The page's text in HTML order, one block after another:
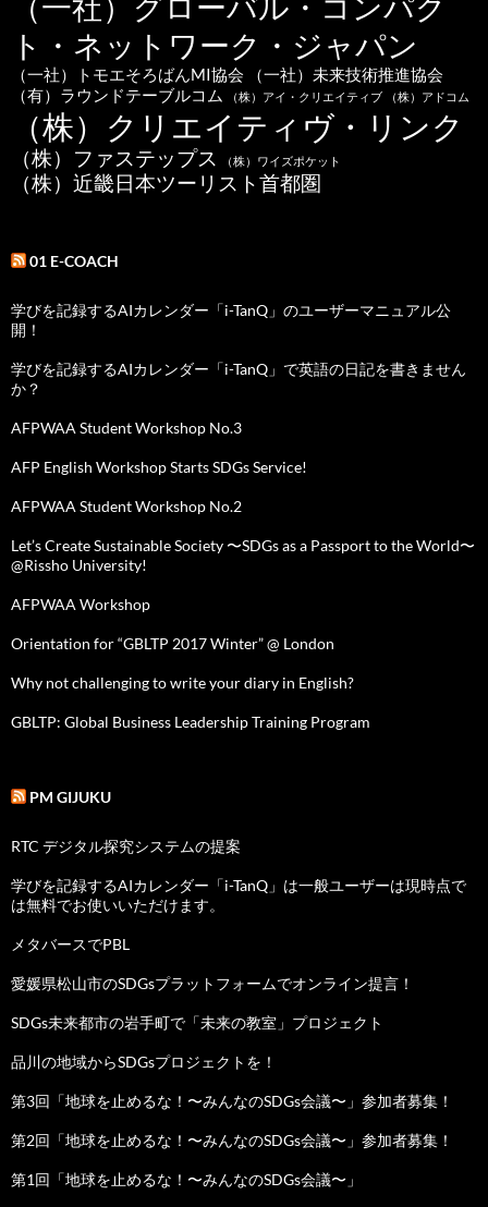
ト・ネットワーク・ジャパン
（一社）トモエそろばんMI協会
（一社）未来技術推進協会
（有）ラウンドテーブルコム
（株）アイ・クリエイティブ （株）アドコム
（株）クリエイティヴ・リンク
（株）ファステップス （株）ワイズポケット
（株）近畿日本ツーリスト首都圏
01 E-COACH
学びを記録するAIカレンダー「i-TanQ」のユーザーマニュアル公
開！
学びを記録するAIカレンダー「i-TanQ」で英語の日記を書きません
か？
AFPWAA Student Workshop No.3
AFP English Workshop Starts SDGs Service!
AFPWAA Student Workshop No.2
Let’s Create Sustainable Society 〜SDGs as a Passport to the World〜
@Rissho University!
AFPWAA Workshop
Orientation for “GBLTP 2017 Winter” @ London
Why not challenging to write your diary in English?
GBLTP: Global Business Leadership Training Program
PM GIJUKU
RTC デジタル探究システムの提案
学びを記録するAIカレンダー「i-TanQ」は一般ユーザーは現時点で
は無料でお使いいただけます。
メタバースでPBL
愛媛県松山市のSDGsプラットフォームでオンライン提言！
SDGs未来都市の岩手町で「未来の教室」プロジェクト
品川の地域からSDGsプロジェクトを！
第3回「地球を止めるな！〜みんなのSDGs会議〜」参加者募集！
第2回「地球を止めるな！〜みんなのSDGs会議〜」参加者募集！
第1回「地球を止めるな！〜みんなのSDGs会議〜」